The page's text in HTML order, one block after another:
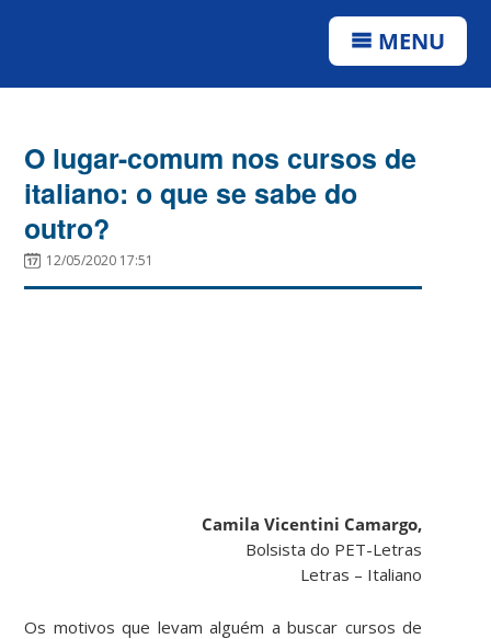
MENU
O lugar-comum nos cursos de
italiano: o que se sabe do
outro?
12/05/2020 17:51
Camila Vicentini Camargo,
Bolsista do PET-Letras
Letras – Italiano
Os motivos que levam alguém a buscar cursos de